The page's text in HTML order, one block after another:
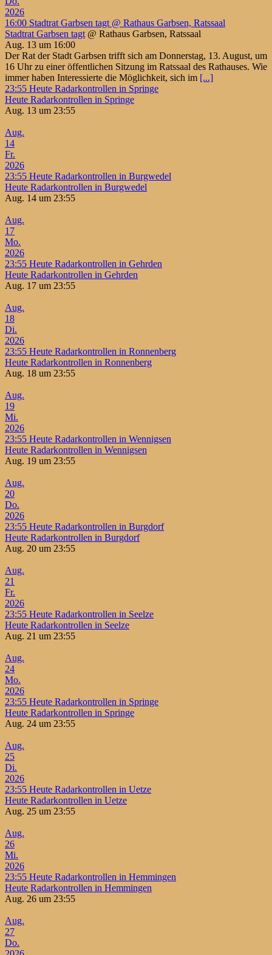
2026
16:00 Stadtrat Garbsen tagt @ Rathaus Garbsen, Ratssaal
Stadtrat Garbsen tagt @ Rathaus Garbsen, Ratssaal
Aug. 13 um 16:00
Der Rat der Stadt Garbsen trifft sich am Donnerstag, 13. August, um
16 Uhr zu einer öffentlichen Sitzung im Ratssaal des Rathauses. Wie
immer haben Interessierte die Möglichkeit, sich im [...]
23:55 Heute Radarkontrollen in Springe
Heute Radarkontrollen in Springe
Aug. 13 um 23:55
Aug.
14
Fr.
2026
23:55 Heute Radarkontrollen in Burgwedel
Heute Radarkontrollen in Burgwedel
Aug. 14 um 23:55
Aug.
17
Mo.
2026
23:55 Heute Radarkontrollen in Gehrden
Heute Radarkontrollen in Gehrden
Aug. 17 um 23:55
Aug.
18
Di.
2026
23:55 Heute Radarkontrollen in Ronnenberg
Heute Radarkontrollen in Ronnenberg
Aug. 18 um 23:55
Aug.
19
Mi.
2026
23:55 Heute Radarkontrollen in Wennigsen
Heute Radarkontrollen in Wennigsen
Aug. 19 um 23:55
Aug.
20
Do.
2026
23:55 Heute Radarkontrollen in Burgdorf
Heute Radarkontrollen in Burgdorf
Aug. 20 um 23:55
Aug.
21
Fr.
2026
23:55 Heute Radarkontrollen in Seelze
Heute Radarkontrollen in Seelze
Aug. 21 um 23:55
Aug.
24
Mo.
2026
23:55 Heute Radarkontrollen in Springe
Heute Radarkontrollen in Springe
Aug. 24 um 23:55
Aug.
25
Di.
2026
23:55 Heute Radarkontrollen in Uetze
Heute Radarkontrollen in Uetze
Aug. 25 um 23:55
Aug.
26
Mi.
2026
23:55 Heute Radarkontrollen in Hemmingen
Heute Radarkontrollen in Hemmingen
Aug. 26 um 23:55
Aug.
27
Do.